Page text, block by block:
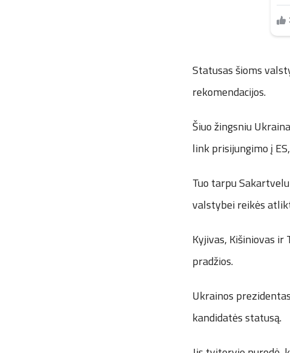
Statusas šioms
rekomendacijos.
Šiuo žingsniu
link prisijungimo į
Tuo tarpu
valstybei reikės
Kyjivas, Kišiniovas ir
pradžios.
Ukrainos
kandidatės statusą.